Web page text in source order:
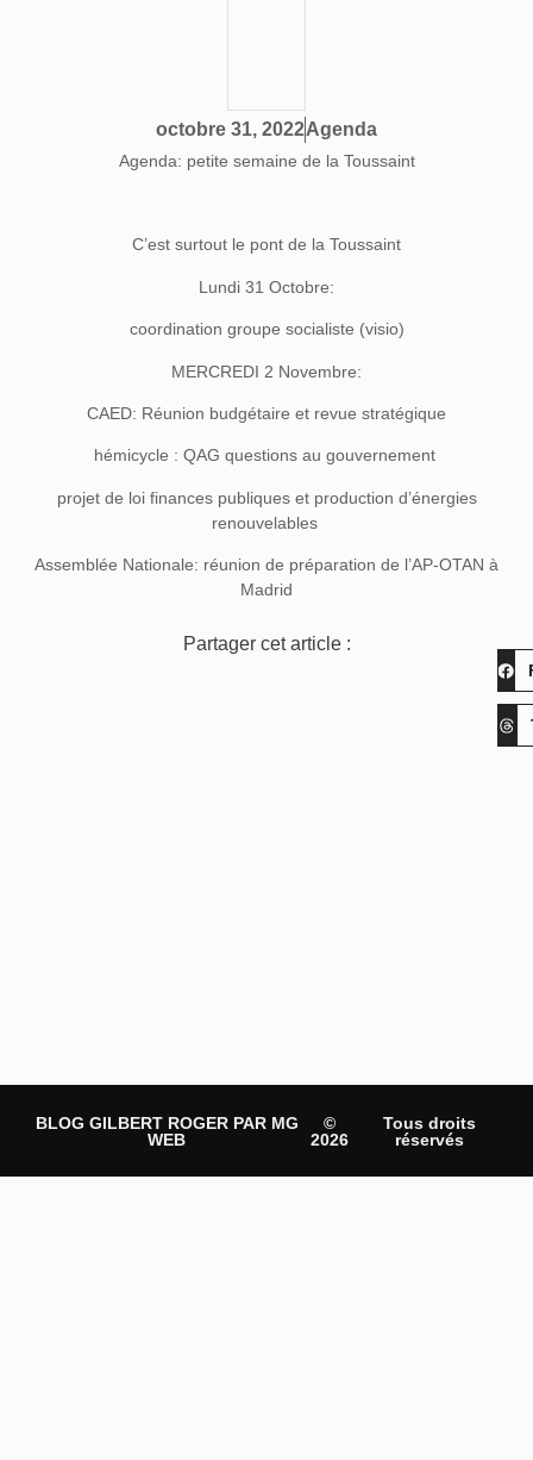
octobre 31, 2022Agenda
Agenda: petite semaine de la Toussaint
C’est surtout le pont de la Toussaint
Lundi 31 Octobre:
coordination groupe socialiste (visio)
MERCREDI 2 Novembre:
CAED: Réunion budgétaire et revue stratégique
hémicycle : QAG questions au gouvernement
projet de loi finances publiques et production d’énergies
renouvelables
Assemblée Nationale: réunion de préparation de l’AP-OTAN à
Madrid
Partager cet article :
BLOG GILBERT ROGER PAR MG
WEB
©
2026
Tous droits
réservés